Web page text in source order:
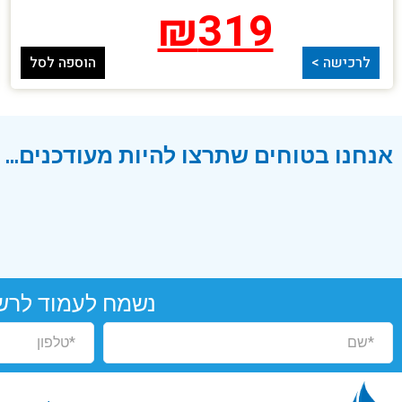
₪319 הוספה לסל לרכישה >
אנחנו בטוחים שתרצו להיות מעודכנים...
נשמח לעמוד